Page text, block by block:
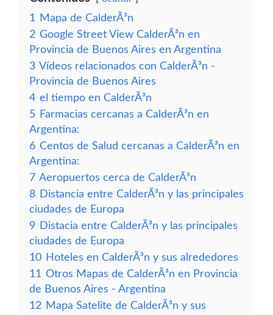
1
Mapa de CalderÃ³n
2 Google Street View CalderÃ³n en
Provincia de Buenos Aires en Argentina
3 Vídeos relacionados con CalderÃ³n -
Provincia de Buenos Aires
4 el tiempo en CalderÃ³n
5 Farmacias cercanas a CalderÃ³n en
Argentina:
6 Centos de Salud cercanas a CalderÃ³n en
Argentina:
7 Aeropuertos cerca de CalderÃ³n
8 Distancia entre CalderÃ³n y las principales
ciudades de Europa
9 Distacia entre CalderÃ³n y las principales
ciudades de Europa
10 Hoteles en CalderÃ³n y sus alrededores
11 Otros Mapas de CalderÃ³n en Provincia
de Buenos Aires - Argentina
12 Mapa Satelite de CalderÃ³n y sus